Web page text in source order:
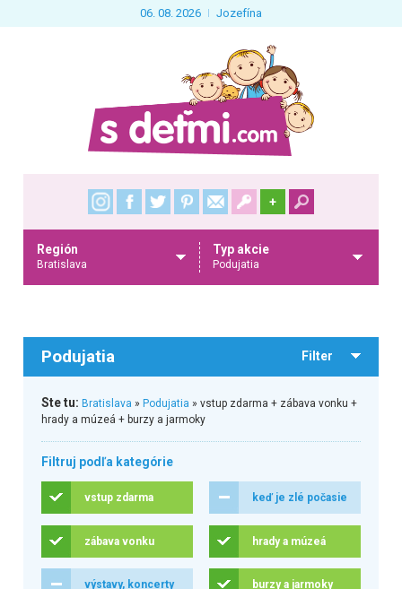
06. 08. 2026 Jozefína
+
Región
Bratislava
Typ akcie
Podujatia
Podujatia Filter
Ste tu: Bratislava » Podujatia » vstup zdarma + zábava vonku +
hrady a múzeá + burzy a jarmoky
Filtruj podľa kategórie
vstup zdarma keď je zlé počasie
zábava vonku hrady a múzeá
výstavy, koncerty burzy a jarmoky